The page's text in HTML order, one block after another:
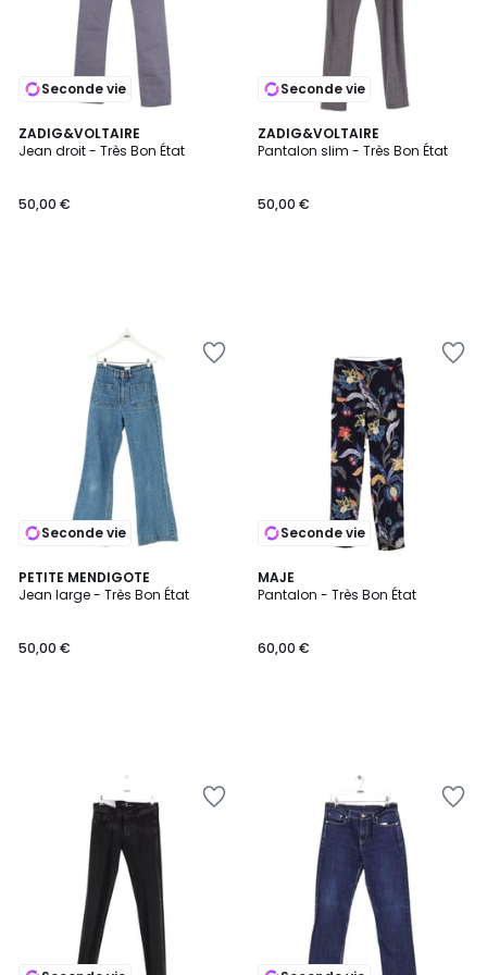
Seconde vie
ZADIG&VOLTAIRE
Jean droit - Très Bon État
50,00 €
Seconde vie
ZADIG&VOLTAIRE
Pantalon slim - Très Bon État
50,00 €
Seconde vie
PETITE MENDIGOTE
Jean large - Très Bon État
50,00 €
Seconde vie
MAJE
Pantalon - Très Bon État
60,00 €